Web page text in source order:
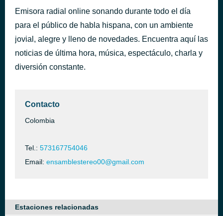
Emisora radial online sonando durante todo el día
para el público de habla hispana, con un ambiente
jovial, alegre y lleno de novedades. Encuentra aquí las
noticias de última hora, música, espectáculo, charla y
diversión constante.
Contacto
Colombia
Tel.: 573167754046
Email: ensamblestereo00@gmail.com
Estaciones relacionadas